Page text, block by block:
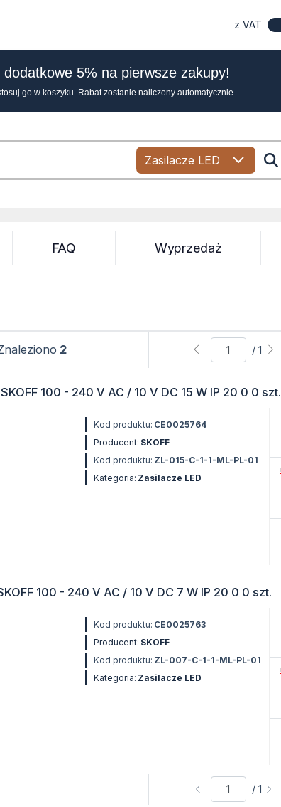
z VAT
5% na pierwsze zakupy!
go w koszyku. Rabat zostanie naliczony automatycznie.
Zasilacze LED
Search
FAQ Wyprzedaż
2 / 1
100 - 240 V AC / 10 V DC 15 W IP 20 0 0 szt.
Kod produktu: CE0025764
Producent: SKOFF
Kod produktu: ZL-015-C-1-1-ML-PL-01
Kategoria: Zasilacze LED
100 - 240 V AC / 10 V DC 7 W IP 20 0 0 szt.
Kod produktu: CE0025763
Producent: SKOFF
Kod produktu: ZL-007-C-1-1-ML-PL-01
Kategoria: Zasilacze LED
/ 1